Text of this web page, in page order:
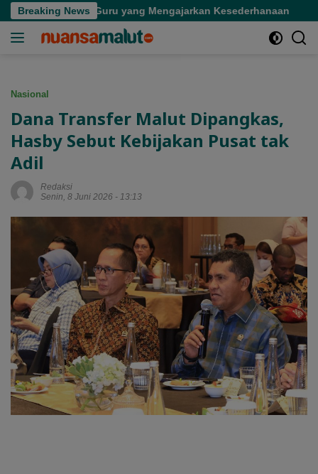
Langsung
ke
Breaking News
Seorang Guru yang Mengajarkan Kesederhanaan
Nasional
Dana Transfer Malut Dipangkas,
Hasby Sebut Kebijakan Pusat tak
Adil
Redaksi
Senin, 8 Juni 2026 - 13:13